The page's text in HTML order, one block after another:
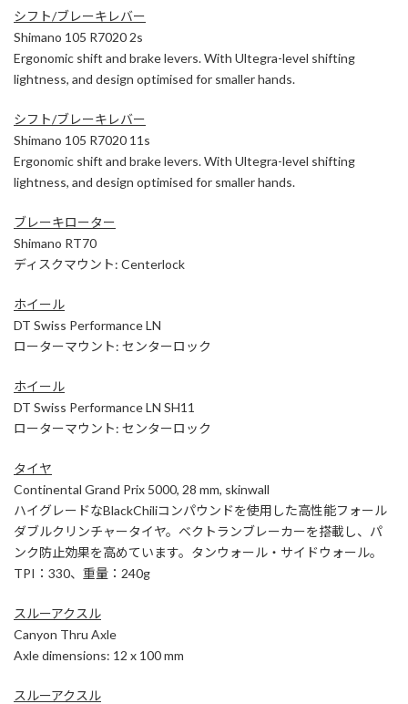
シフト/ブレーキレバー
Shimano 105 R7020 2s
Ergonomic shift and brake levers. With Ultegra-level shifting
lightness, and design optimised for smaller hands.
シフト/ブレーキレバー
Shimano 105 R7020 11s
Ergonomic shift and brake levers. With Ultegra-level shifting
lightness, and design optimised for smaller hands.
ブレーキローター
Shimano RT70
ディスクマウント: Centerlock
ホイール
DT Swiss Performance LN
ローターマウント: センターロック
ホイール
DT Swiss Performance LN SH11
ローターマウント: センターロック
タイヤ
Continental Grand Prix 5000, 28 mm, skinwall
ハイグレードなBlackChiliコンパウンドを使用した高性能フォール
ダブルクリンチャータイヤ。ベクトランブレーカーを搭載し、パ
ンク防止効果を高めています。タンウォール・サイドウォール。
TPI：330、重量：240g
スルーアクスル
Canyon Thru Axle
Axle dimensions: 12 x 100 mm
スルーアクスル